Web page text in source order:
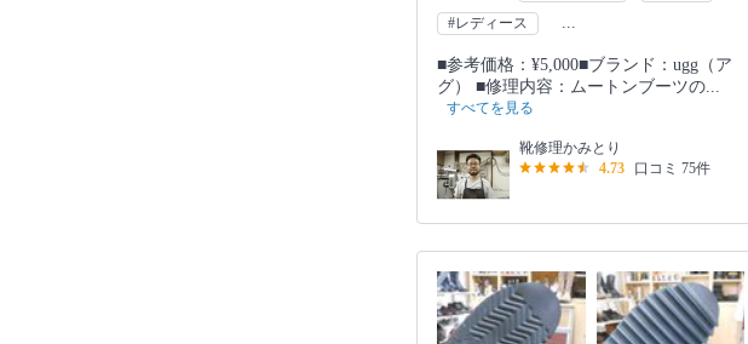
#レディース
...
■参考価格：¥5,000■ブランド：ugg（ア
グ） ■修理内容：ムートンブーツの...
すべてを見る
靴修理かみとり
4.73
口コミ 75件